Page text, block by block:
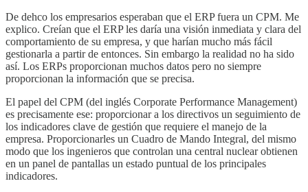
De dehco los empresarios esperaban que el ERP fuera un CPM. Me
explico. Creían que el ERP les daría una visión inmediata y clara del
comportamiento de su empresa, y que harían mucho más fácil
gestionarla a partir de entonces. Sin embargo la realidad no ha sido
así. Los ERPs proporcionan muchos datos pero no siempre
proporcionan la información que se precisa.
El papel del CPM (del inglés Corporate Performance Management)
es precisamente ese: proporcionar a los directivos un seguimiento de
los indicadores clave de gestión que requiere el manejo de la
empresa. Proporcionarles un Cuadro de Mando Integral, del mismo
modo que los ingenieros que controlan una central nuclear obtienen
en un panel de pantallas un estado puntual de los principales
indicadores.